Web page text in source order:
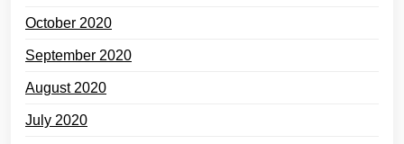
October 2020
September 2020
August 2020
July 2020